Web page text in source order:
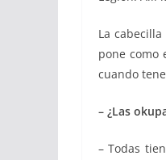
La
pone como
cuando
– ¿Las
– Todas